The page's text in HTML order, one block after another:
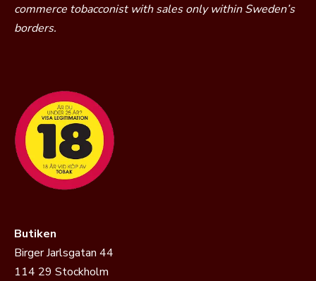
commerce tobacconist with sales only within Sweden’s
borders.
Butiken
Birger Jarlsgatan 44
114 29 Stockholm